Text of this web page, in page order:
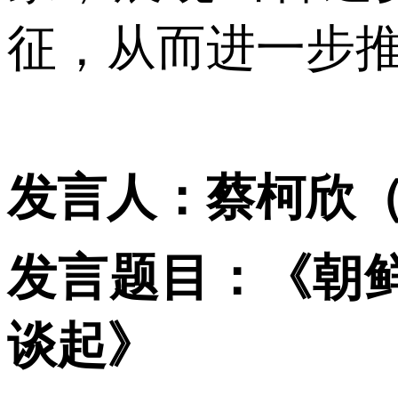
征，从而进一步
发言人：蔡柯欣
发言题目：《朝
谈起》